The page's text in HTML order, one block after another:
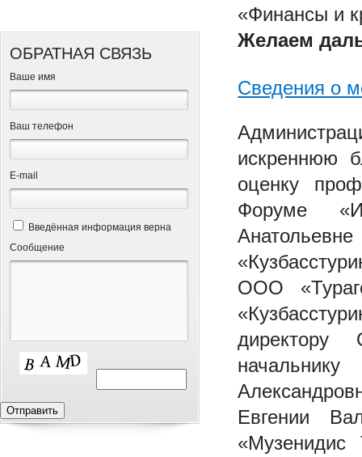
ОБРАТНАЯ СВЯЗЬ
Ваше имя
Ваш телефон
Е-mail
Введённая информация верна
Сообщение
«Финансы и
Желаем
Сведения о
искреннюю
оценку
Форуме
ООО
директору
Евгении
«Музенидис